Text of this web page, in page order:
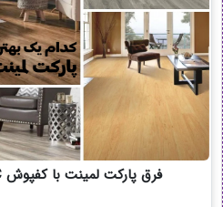
فرق پارکت لمینت با کفپوش PVC؛ کدام بهتر است؟